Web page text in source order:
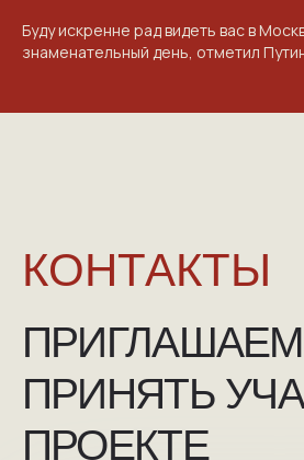
Буду искренне рад видеть вас в
знаменательный день, отметил
NGKMOSCOW@YANDEX.RU